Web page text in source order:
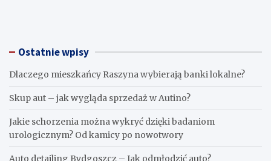
Ostatnie wpisy
Dlaczego mieszkańcy Raszyna wybierają banki lokalne?
Skup aut – jak wygląda sprzedaż w Autino?
Jakie schorzenia można wykryć dzięki badaniom
urologicznym? Od kamicy po nowotwory